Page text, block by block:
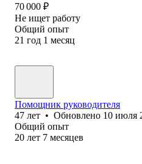
70 000 ₽
Не ищет работу
Общий опыт
21 год 1 месяц
Помощник руководителя
47 лет • Обновлено 10 июля
Общий опыт
20 лет 7 месяцев